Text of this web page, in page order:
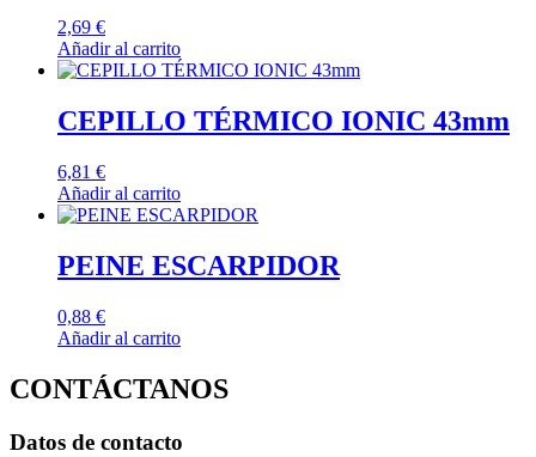
2,69 €
Añadir al carrito
CEPILLO TÉRMICO IONIC 43mm
6,81 €
Añadir al carrito
PEINE ESCARPIDOR
0,88 €
Añadir al carrito
CONTÁCTANOS
Datos de contacto